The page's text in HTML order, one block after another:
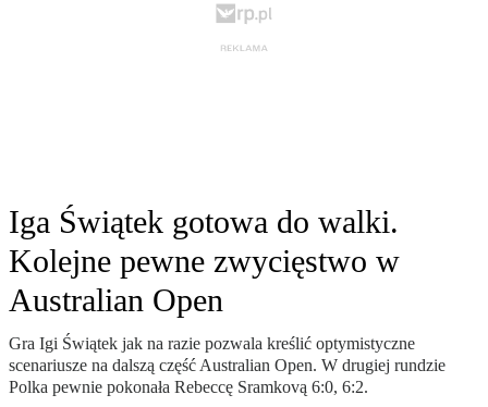
Iga Świątek gotowa do walki.
Kolejne pewne zwycięstwo w
Australian Open
Gra Igi Świątek jak na razie pozwala kreślić optymistyczne
scenariusze na dalszą część Australian Open. W drugiej rundzie
Polka pewnie pokonała Rebeccę Sramkovą 6:0, 6:2.